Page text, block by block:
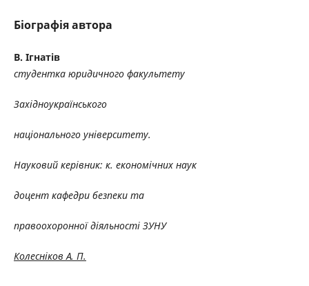
Біографія автора
В. Ігнатів
студентка юридичного факультету
Західноукраїнського
національного університету.
Науковий керівник: к. економічних наук
доцент кафедри безпеки та
правоохоронної діяльності ЗУНУ
Колесніков А. П.